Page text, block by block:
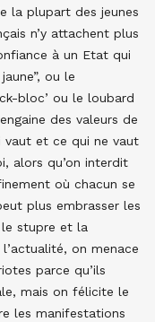
la plupart des jeunes
n’y attachent plus
à un Etat qui
ou le
bloc’ ou le loubard
des valeurs de
vaut et ce qui ne vaut
alors qu’on interdit
où chacun se
plus embrasser les
stupre et la
on menace
parce qu’ils
mais on félicite le
les manifestations